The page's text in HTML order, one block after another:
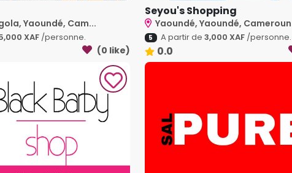
Yaoundé, Cam...
XAF/personne.
(0 like)
Seyou's Shopping
Yaoundé, Yaoundé, Cameroun
5 A partir de 3,000 XAF/personne.
0.0